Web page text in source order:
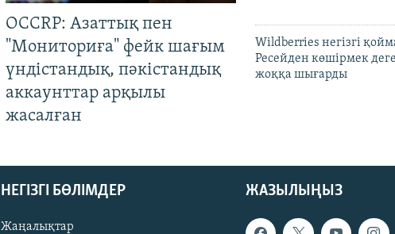
OCCRP: Азаттық пен
"Мониториға" фейк шағым
үндістандық, пәкістандық
аккаунттар арқылы
жасалған
Wildberries негізгі
Ресейден көшірмек
жоққа шығарды
ЖАЗЫЛЫҢЫЗ
НЕГІЗГІ БӨЛІМДЕР
Жаңалықтар